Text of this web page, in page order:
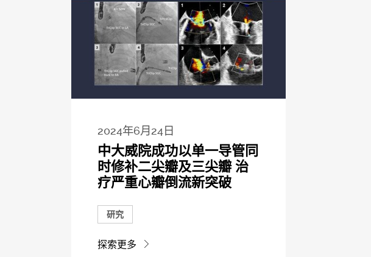
2024年6月24日
中大威院成功以单一导管同
时修补二尖瓣及三尖瓣 治
疗严重心瓣倒流新突破
研究
探索更多